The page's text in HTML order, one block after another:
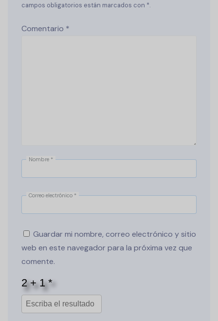
campos obligatorios están marcados con *.
Comentario *
Nombre *
Correo electrónico *
Guardar mi nombre, correo electrónico y sitio
web en este navegador para la próxima vez que
comente.